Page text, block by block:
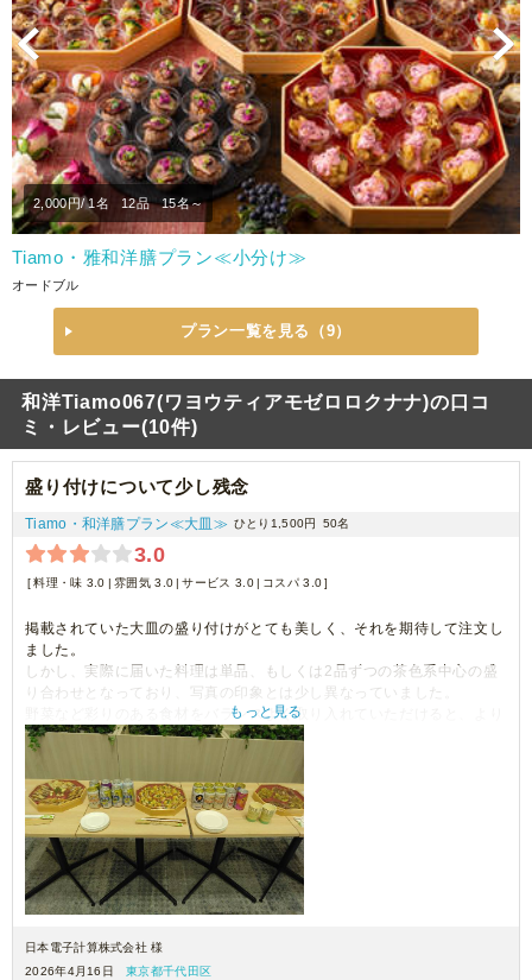
Previous
2,000円/ 1名 12品 15名～
Tiamo・雅和洋膳プラン≪小分け≫
オードブル
プラン一覧を見る（9）
和洋Tiamo067(ワヨウティアモゼロロクナナ)の口コ
ミ・レビュー(10件)
盛り付けについて少し残念
Tiamo・和洋膳プラン≪大皿≫ ひとり1,500円 50名
3.0
料理・味 3.0 雰囲気 3.0 サービス 3.0 コスパ 3.0
掲載されていた大皿の盛り付けがとても美しく、それを期待して注文し
ました。
しかし、実際に届いた料理は単品、もしくは2品ずつの茶色系中心の盛
り合わせとなっており、写真の印象とは少し異なっていました。
野菜など彩りのある食材をバランスよく取り入れていただけると、より
見栄えが良くなるのではないかと思います。
味は良かっただけに、盛り付けの点が少し残念でした。今後の改善に期
待しています。
もっと見る
日本電子計算株式会社 様
2026年4月16日
東京都千代田区